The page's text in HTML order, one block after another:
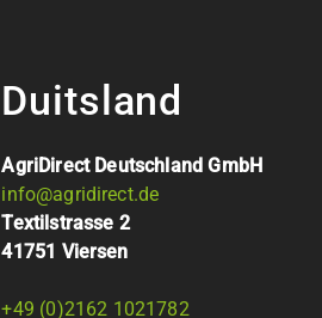
Duitsland
AgriDirect Deutschland GmbH
info@agridirect.de
Textilstrasse 2
41751 Viersen
+49 (0)2162 1021782